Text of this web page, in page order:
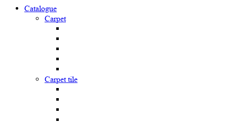
Catalogue
Carpet
Carpet tile